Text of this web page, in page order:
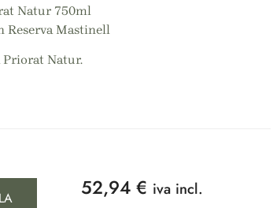
Natur 750ml
Reserva Mastinell
Priorat Natur.
52,94€ iva incl.